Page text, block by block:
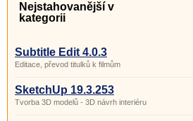
Nejstahovanější v
kategorii
Subtitle Edit 4.0.3
Editace, převod titulků k filmům
SketchUp 19.3.253
Tvorba 3D modelů - 3D návrh interiéru